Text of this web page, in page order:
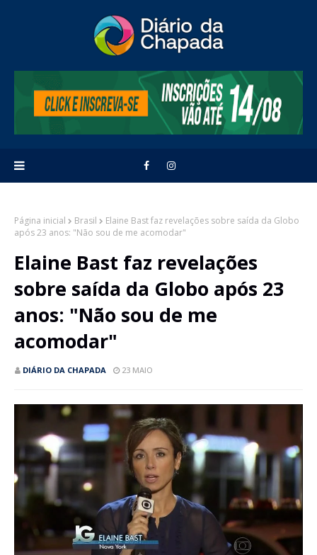
Página inicial Brasil
Elaine Bast faz revelações sobre saída da Globo
após 23 anos: "Não sou de me acomodar"
Elaine Bast faz revelações
sobre saída da Globo após 23
anos: "Não sou de me
acomodar"
DIÁRIO DA CHAPADA 23 MAIO